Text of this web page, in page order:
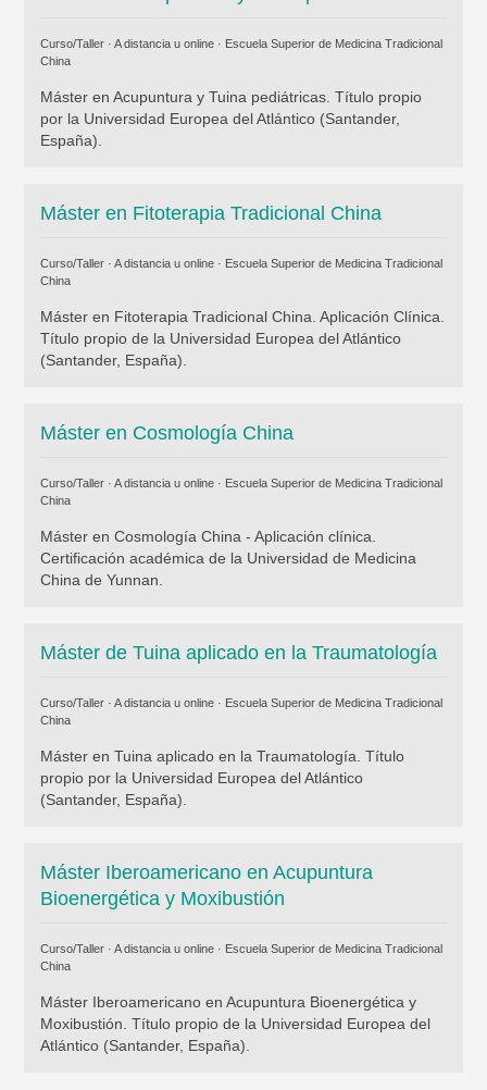
Curso/Taller · A distancia u online · Escuela Superior de Medicina Tradicional
China
Máster en Acupuntura y Tuina pediátricas. Título propio
por la Universidad Europea del Atlántico (Santander,
España).
Máster en Fitoterapia Tradicional China
Curso/Taller · A distancia u online · Escuela Superior de Medicina Tradicional
China
Máster en Fitoterapia Tradicional China. Aplicación Clínica.
Título propio de la Universidad Europea del Atlántico
(Santander, España).
Máster en Cosmología China
Curso/Taller · A distancia u online · Escuela Superior de Medicina Tradicional
China
Máster en Cosmología China - Aplicación clínica.
Certificación académica de la Universidad de Medicina
China de Yunnan.
Máster de Tuina aplicado en la Traumatología
Curso/Taller · A distancia u online · Escuela Superior de Medicina Tradicional
China
Máster en Tuina aplicado en la Traumatología. Título
propio por la Universidad Europea del Atlántico
(Santander, España).
Máster Iberoamericano en Acupuntura
Bioenergética y Moxibustión
Curso/Taller · A distancia u online · Escuela Superior de Medicina Tradicional
China
Máster Iberoamericano en Acupuntura Bioenergética y
Moxibustión. Título propio de la Universidad Europea del
Atlántico (Santander, España).